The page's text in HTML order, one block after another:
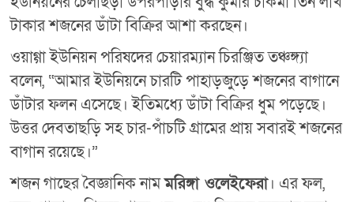
টাকার শজনের ডাঁটা বিক্রির আশা করছেন।
ওয়াগ্গা ইউনিয়ন পরিষদের চেয়ারম্যান চিরঞ্জিত তঞ্চঙ্গ্যা
বলেন, “আমার ইউনিয়নে চারটি পাহাড়জুড়ে শজনের বাগানে
ডাঁটার ফলন এসেছে। ইতিমধ্যে ডাঁটা বিক্রির ধুম পড়েছে।
উত্তর দেবতাছড়ি সহ চার-পাঁচটি গ্রামের প্রায় সবারই শজনের
বাগান রয়েছে।”
শজন গাছের বৈজ্ঞানিক নামমরিঙ্গা ওলেইফেরা। এর ফল,